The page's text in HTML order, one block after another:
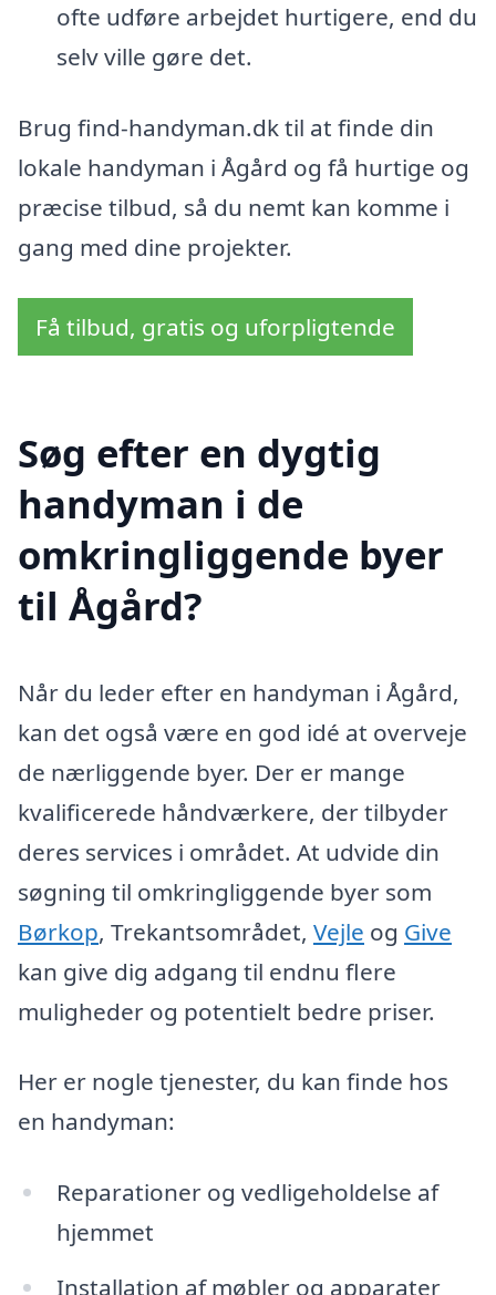
ofte udføre arbejdet hurtigere, end du
selv ville gøre det.
Brug find-handyman.dk til at finde din
lokale handyman i Ågård og få hurtige og
præcise tilbud, så du nemt kan komme i
gang med dine projekter.
Få tilbud, gratis og uforpligtende
Søg efter en dygtig
handyman i de
omkringliggende byer
til Ågård?
Når du leder efter en handyman i Ågård,
kan det også være en god idé at overveje
de nærliggende byer. Der er mange
kvalificerede håndværkere, der tilbyder
deres services i området. At udvide din
søgning til omkringliggende byer som
Børkop, Trekantsområdet, Vejle og Give
kan give dig adgang til endnu flere
muligheder og potentielt bedre priser.
Her er nogle tjenester, du kan finde hos
en handyman:
Reparationer og vedligeholdelse af
hjemmet
Installation af møbler og apparater